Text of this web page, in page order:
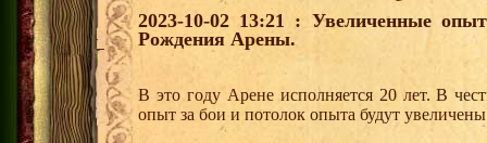
2023-10-02 13:21 : Увеличенные
Рождения Арены.
В это году Арене исполняется 20 лет. В
опыт за бои и потолок опыта будут